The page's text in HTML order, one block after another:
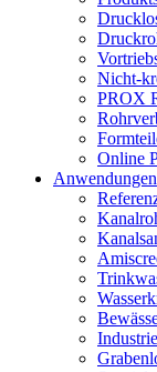
Nicht-
PROX
Online
Anwendungen